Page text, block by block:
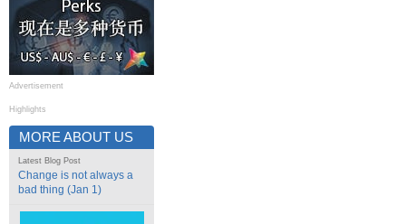
Advertisement
Highlights
MORE ABOUT US
Latest Blog Post
Change is not always a
bad thing (Jan 1)